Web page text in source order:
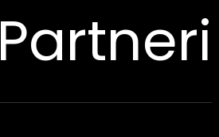
Partneri